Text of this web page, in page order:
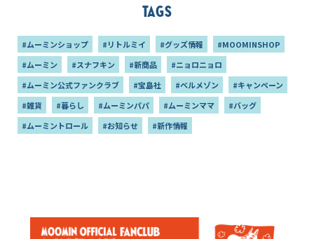
Tags
#ムーミンショップ #リトルミイ #グッズ情報
#MOOMINSHOP
#ムーミン
#スナフキン #新商品
#ニョロニョロ
#ムーミン公式ファンクラブ
#宝島社 #ベルメゾン
#キャンペーン
#雑貨
#暮らし #ムーミンパパ #ムーミンママ
#バッグ
#ムーミントロール
#お知らせ #新作情報